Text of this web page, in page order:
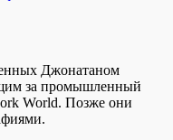
Джонатаном
за промышленный
World. Позже они